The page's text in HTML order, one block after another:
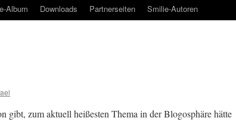
Album Downloads Partnerseiten Smilie-Autoren
gibt, zum aktuell heißesten Thema in der Blogosphäre hätte